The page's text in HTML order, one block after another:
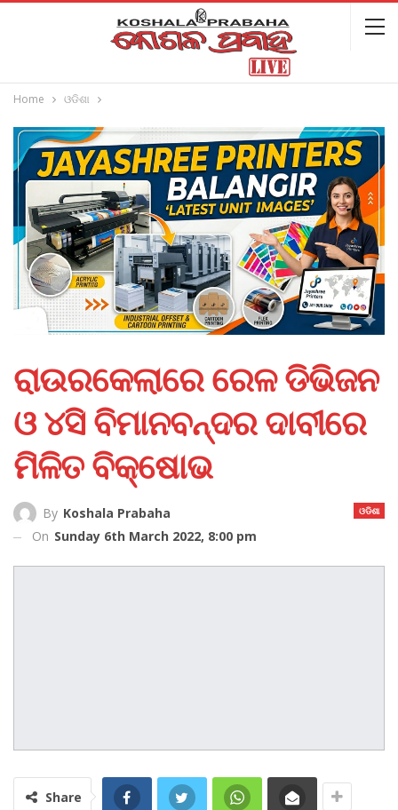
Home ଓଡିଶା
ରାଉରକେଲାରେ ରେଳ ଡିଭିଜନ
ଓ ୪ସି ବିମାନବନ୍ଦର ଦାବୀରେ
ମିଳିତ ବିକ୍ଷୋଭ
ଓଡିଶା
By Koshala Prabaha
On Sunday 6th March 2022, 8:00 pm
Share